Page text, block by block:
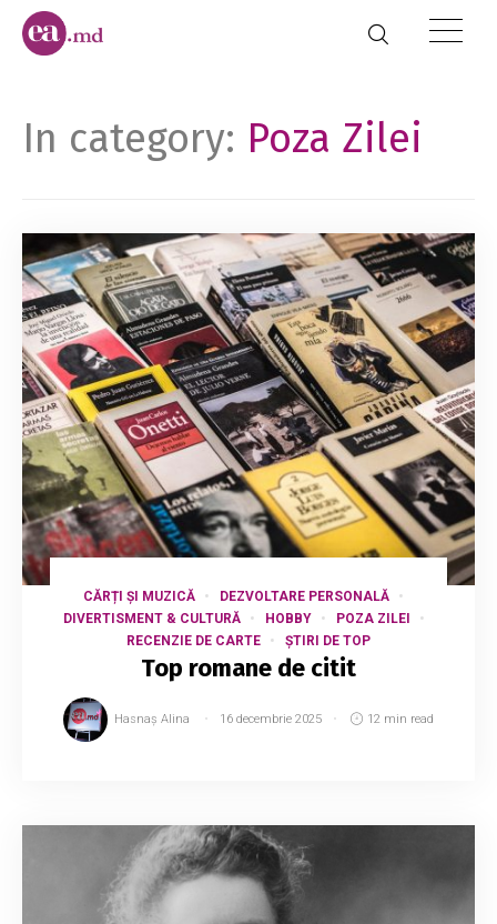
In category: Poza Zilei
CĂRȚI ȘI MUZICĂ
DEZVOLTARE PERSONALĂ
DIVERTISMENT & CULTURĂ
HOBBY
POZA ZILEI
RECENZIE DE CARTE
ȘTIRI DE TOP
Top romane de citit
Hasnaș Alina 16 decembrie 2025 12 min read